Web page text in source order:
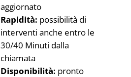
aggiornato
Rapidità: possibilità di
interventi anche entro le
30/40 Minuti dalla
chiamata
Disponibilità: pronto